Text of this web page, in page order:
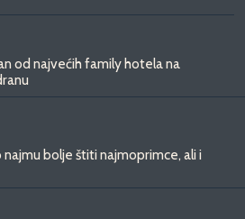
od najvećih family hotela na
najmu bolje štiti najmoprimce, ali i